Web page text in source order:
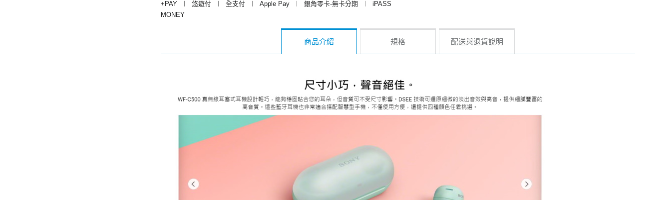
+PAY
悠遊付 全支付 Apple Pay 銀角零卡-無卡分期
iPASS
MONEY
商品介紹 規格 配送與退貨說明